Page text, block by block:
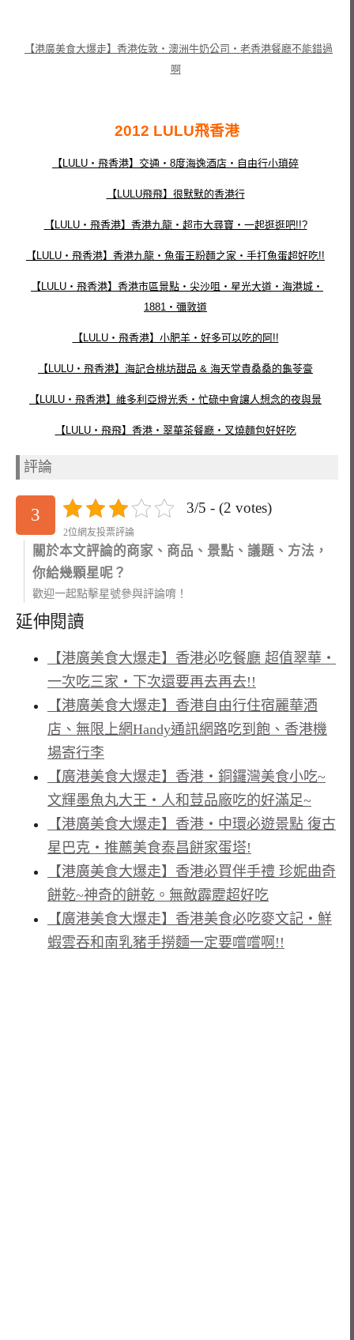
【港廣美食大爆走】香港佐敦‧澳洲牛奶公司‧老香港餐廳不能錯過
啊
2012 LULU飛香港
【LULU‧飛香港】交通‧8度海逸酒店‧自由行小瑣碎
【LULU飛飛】很默默的香港行
【LULU‧飛香港】香港九龍‧超市大尋寶‧一起逛逛吧!!?
【LULU‧飛香港】香港九龍‧魚蛋王粉麵之家‧手打魚蛋超好吃!!
【LULU‧飛香港】香港市區景點‧尖沙咀‧星光大道‧海港城‧
1881‧彌敦道
【LULU‧飛香港】小肥羊‧好多可以吃的阿!!
【LULU‧飛香港】海記合桃坊甜品 & 海天堂貴桑桑的龜苓膏
【LULU‧飛香港】維多利亞燈光秀‧忙碌中會讓人想念的夜與景
【LULU‧飛飛】香港‧翠華茶餐廳‧叉燒麵包好好吃
評論
3 3/5 - (2 votes)
2位網友投票評論
關於本文評論的商家、商品、景點、議題、方法，
你給幾顆星呢？
歡迎一起點擊星號參與評論唷！
延伸閱讀
【港廣美食大爆走】香港必吃餐廳 超值翠華‧
一次吃三家‧下次還要再去再去!!
【港廣美食大爆走】香港自由行住宿麗華酒
店、無限上網Handy通訊網路吃到飽、香港機
場寄行李
【廣港美食大爆走】香港‧銅鑼灣美食小吃~
文輝墨魚丸大王‧人和荳品廠吃的好滿足~
【港廣美食大爆走】香港‧中環必遊景點 復古
星巴克‧推薦美食泰昌餅家蛋塔!
【港廣美食大爆走】香港必買伴手禮 珍妮曲奇
餅乾~神奇的餅乾。無敵霹靂超好吃
【廣港美食大爆走】香港美食必吃麥文記‧鮮
蝦雲吞和南乳豬手撈麵一定要嚐嚐啊!!